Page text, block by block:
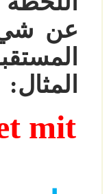
عن
المثال:
mit